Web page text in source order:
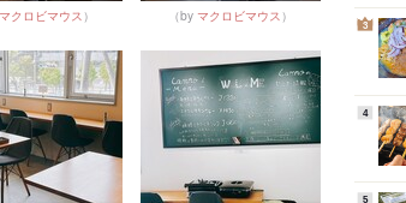
マクロビマウス ） （by マクロビマウス ）
3
4
5